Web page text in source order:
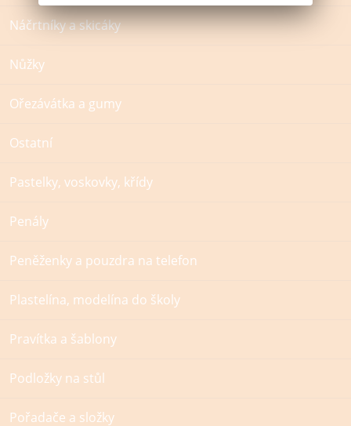
Náčrtníky a skicáky
Nůžky
Ořezávátka a gumy
Ostatní
Pastelky, voskovky, křídy
Penály
Peněženky a pouzdra na telefon
Plastelína, modelína do školy
Pravítka a šablony
Podložky na stůl
Pořadače a složky